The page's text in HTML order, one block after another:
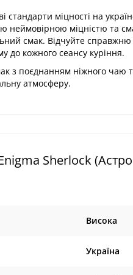
міцності на
неймовірною міцністю та
смак. Відчуйте
до кожного сеансу куріння.
з поєднанням ніжного чаю
атмосферу.
Sherlock
Висока
Україна